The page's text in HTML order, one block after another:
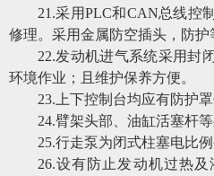
21.采用PLC和CAN总线控
修理。采用金属防空插头，防护
22.发动机进气系统采用封
环境作业；且维护保养方便。
23.上下控制台均应有防护罩
24.臂架头部、油缸活塞杆
25.行走泵为闭式柱塞电比
26.设有防止发动机过热